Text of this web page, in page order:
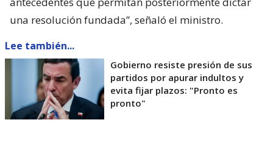
una resolución fundada”, señaló el ministro.
Lee también...
Gobierno resiste presión de sus
partidos por apurar indultos y
evita fijar plazos: "Pronto es
pronto"